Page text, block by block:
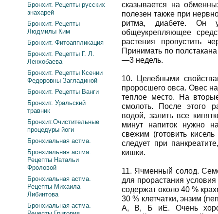
сказывается на
полезен также при
ритма, диабете. Он
общеукрепляющее
растения пропустить
Принимать по
—3 недель.
10. Целебными
проросшего овса. Овес
теплое место. На
смолоть. После этого
водой, залить все
минут напиток нужно
свежим (готовить
следует при
кишки.
11. Ячменный солод.
для прорастания
содержат около 40 %
30 % клетчатки, энзим
А, В, Б иЕ. Очень
Бронхит. Рецепты русских
знахарей
Бронхит. Рецепты
Людмилы Ким
Бронхит. Фитоаппликация
Бронхит. Рецепты Г. Л.
Ленхобаева
Бронхит. Рецепты Ксении
Федоровны Загладиной
Бронхит. Рецепты Ванги
Бронхит. Уральский
травник
Бронхит.Очистительные
процедуры йоги
Бронхиальная астма.
Бронхиальная астма.
Рецепты Натальи
Фроловой
Бронхиальная астма.
Рецепты Михаила
Либинтова
Бронхиальная астма.